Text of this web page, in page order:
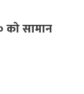
को सामान